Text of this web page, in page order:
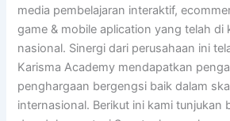
media pembelajaran interaktif,
game & mobile aplication yang telah di
nasional. Sinergi dari perusahaan ini
Karisma Academy mendapatkan
penghargaan bergengsi baik dalam
internasional. Berikut ini kami tunjukan